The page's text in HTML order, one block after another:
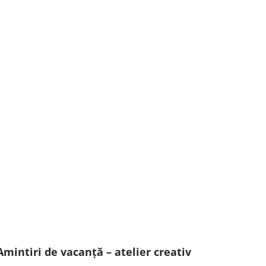
de vacanță – atelier creativ